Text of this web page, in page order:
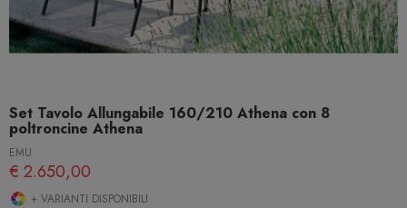
Set Tavolo Allungabile 160/210 Athena con 8
poltroncine Athena
EMU
€ 2.650,00
+ VARIANTI DISPONIBILI